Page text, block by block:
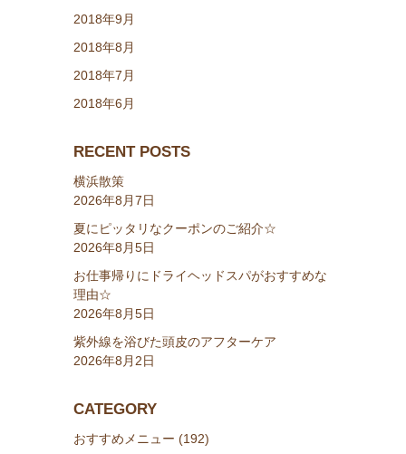
2018年9月
2018年8月
2018年7月
2018年6月
RECENT POSTS
横浜散策
2026年8月7日
夏にピッタリなクーポンのご紹介☆
2026年8月5日
お仕事帰りにドライヘッドスパがおすすめな
理由☆
2026年8月5日
紫外線を浴びた頭皮のアフターケア
2026年8月2日
CATEGORY
おすすめメニュー (192)